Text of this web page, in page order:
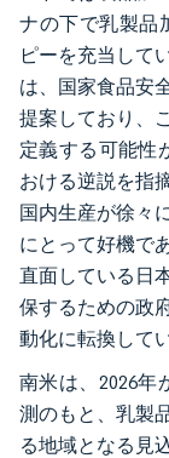
ナの下で乳製品
ピーを充当して
は、国家食品安
提案しており、
定義する可能性
おける逆説を指
国内生産が徐々
にとって好機で
直面している日
保するための政
動化に転換して
南米は、2026年
測のもと、乳製
る地域となる見